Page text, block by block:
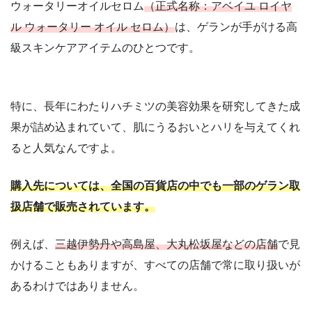
ウォータリーオイルセロム（正式名称：アベイユ ロイヤ
ル ウォータリー オイル セロム）は、ゲランが手がける高
級スキンケアアイテムのひとつです。
特に、長年にわたりハチミツの美容効果を研究してきた成
果が詰め込まれていて、肌にうるおいとハリを与えてくれ
ると人気なんですよ。
購入先については、全国の百貨店の中でも一部のゲラン取
扱店舗で販売されています。
例えば、 三越伊勢丹や高島屋、大丸松坂屋などの店舗で見
かけることもありますが、すべての店舗で常に取り扱いが
あるわけではありません。